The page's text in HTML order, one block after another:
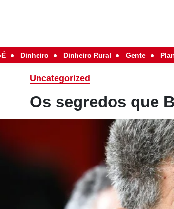
Dinheiro Dinheiro Rural Gente
Uncategorized
Os segredos que